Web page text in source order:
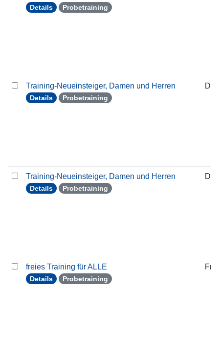
Details Probetraining
Training-Neueinsteiger, Damen und Herren
Details Probetraining
Training-Neueinsteiger, Damen und Herren
Details Probetraining
freies Training für ALLE
Details Probetraining